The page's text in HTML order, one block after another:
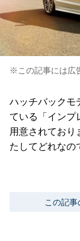
※この記事には広
ハッチバックモ
ている「インプ
用意されており
たしてどれなの
この記事